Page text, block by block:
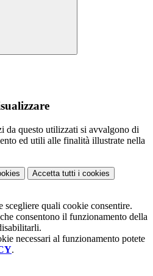
da questo utilizzati si avvalgono di
ed utili alle finalità illustrate nella
Accetta tutti i cookies
scegliere quali cookie consentire.
consentono il funzionamento della
necessari al funzionamento potete
.